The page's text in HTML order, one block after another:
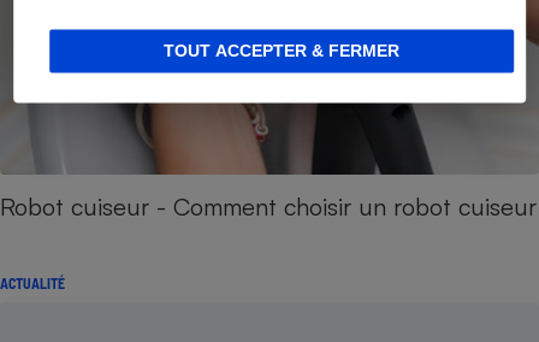
TOUT ACCEPTER & FERMER
Robot cuiseur - Comment choisir un robot cuiseur
ACTUALITÉ